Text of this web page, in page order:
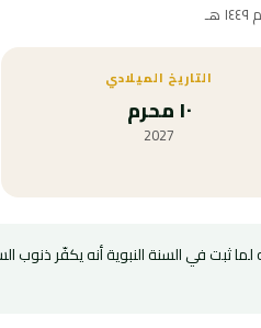
التاريخ الميلادي
١٠ محرم
2027
ثبت في السنة النبوية أنه يكفّر